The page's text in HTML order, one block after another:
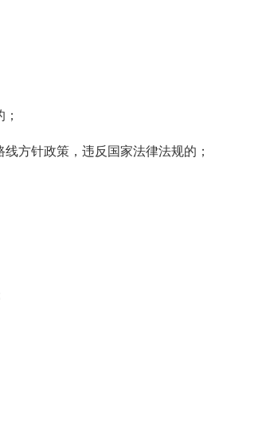
方针政策，违反国家法律法规的；